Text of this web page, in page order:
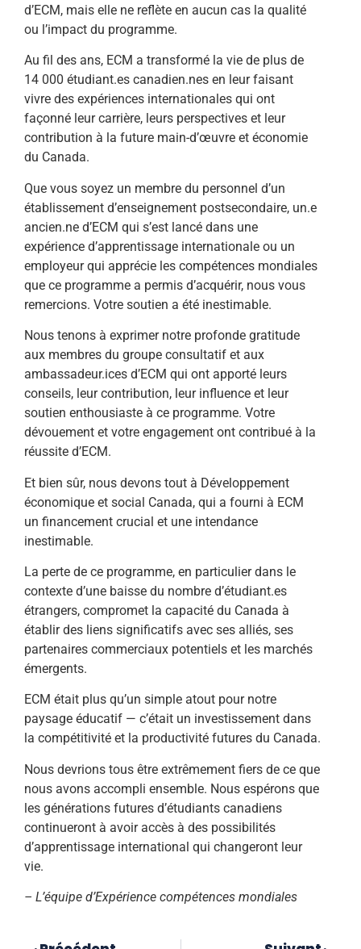
d’ECM, mais elle ne reflète en aucun cas la qualité
ou l’impact du programme.
Au fil des ans, ECM a transformé la vie de plus de
14 000 étudiant.es canadien.nes en leur faisant
vivre des expériences internationales qui ont
façonné leur carrière, leurs perspectives et leur
contribution à la future main-d’œuvre et économie
du Canada.
Que vous soyez un membre du personnel d’un
établissement d’enseignement postsecondaire, un.e
ancien.ne d’ECM qui s’est lancé dans une
expérience d’apprentissage internationale ou un
employeur qui apprécie les compétences mondiales
que ce programme a permis d’acquérir, nous vous
remercions. Votre soutien a été inestimable.
Nous tenons à exprimer notre profonde gratitude
aux membres du groupe consultatif et aux
ambassadeur.ices d’ECM qui ont apporté leurs
conseils, leur contribution, leur influence et leur
soutien enthousiaste à ce programme. Votre
dévouement et votre engagement ont contribué à la
réussite d’ECM.
Et bien sûr, nous devons tout à Développement
économique et social Canada, qui a fourni à ECM
un financement crucial et une intendance
inestimable.
La perte de ce programme, en particulier dans le
contexte d’une baisse du nombre d’étudiant.es
étrangers, compromet la capacité du Canada à
établir des liens significatifs avec ses alliés, ses
partenaires commerciaux potentiels et les marchés
émergents.
ECM était plus qu’un simple atout pour notre
paysage éducatif — c’était un investissement dans
la compétitivité et la productivité futures du Canada.
Nous devrions tous être extrêmement fiers de ce que
nous avons accompli ensemble. Nous espérons que
les générations futures d’étudiants canadiens
continueront à avoir accès à des possibilités
d’apprentissage international qui changeront leur
vie.
– L’équipe d’Expérience compétences mondiales